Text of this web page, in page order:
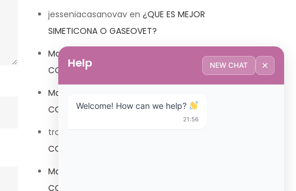
jesseniacasanovav en ¿QUE ES MEJOR
SIMETICONA O GASEOVET?
Mariana Pozo
¿QUE ES MEJOR TRIBEDOCE
COMPUESTO O TRIBEDOCE DX?
Mariana Pozo
COMPUESTO O TRIBEDOCE DX?
trolls_pipis
COMPUESTO O TRIBEDOCE DX?
Mariana Pozo
COMPUESTO O TRIBEDOCE DX?
Help NEW CHAT ✕
Welcome! How can we help?
21:56